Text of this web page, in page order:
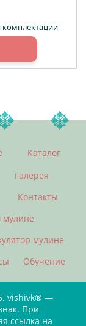
Каталог
Галерея
Контакты
мулине
мулине
Обучение
vishivk® —
При
ссылка на